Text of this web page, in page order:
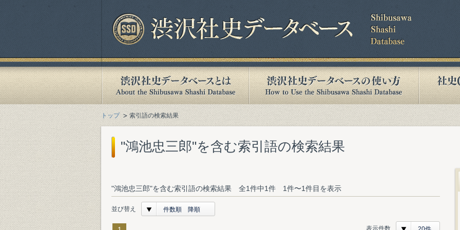
トップ 索引語の検索結果
"鴻池忠三郎"を含む索引語の検索結果
"鴻池忠三郎"を含む索引語の検索結果 全1件中1件 1件〜1件目を表示
並び替え 件数順 降順
表示件数